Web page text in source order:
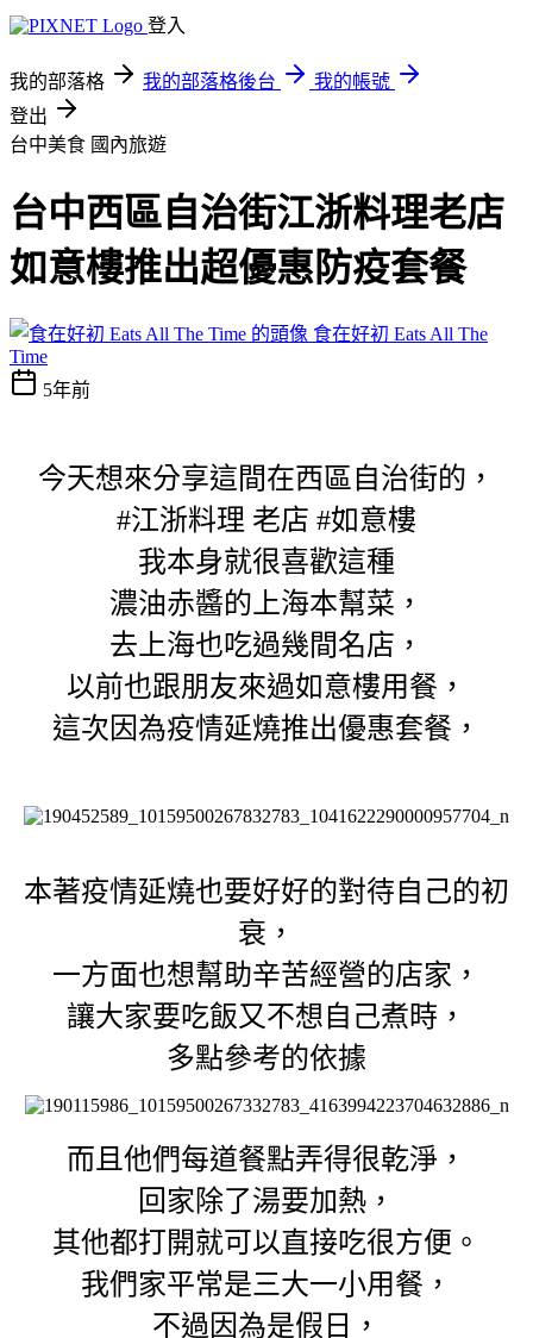
登入
我的部落格 我的部落格後台
我的帳號
登出
台中美食 國內旅遊
台中西區自治街江浙料理老店
如意樓推出超優惠防疫套餐
食在好初 Eats All The
Time
5年前
今天想來分享這間在西區自治街的，
#江浙料理 老店 #如意樓
我本身就很喜歡這種
濃油赤醬的上海本幫菜，
去上海也吃過幾間名店，
以前也跟朋友來過如意樓用餐，
這次因為疫情延燒推出優惠套餐，
本著疫情延燒也要好好的對待自己的初
衰，
一方面也想幫助辛苦經營的店家，
讓大家要吃飯又不想自己煮時，
多點參考的依據
而且他們每道餐點弄得很乾淨，
回家除了湯要加熱，
其他都打開就可以直接吃很方便。
我們家平常是三大一小用餐，
不過因為是假日，